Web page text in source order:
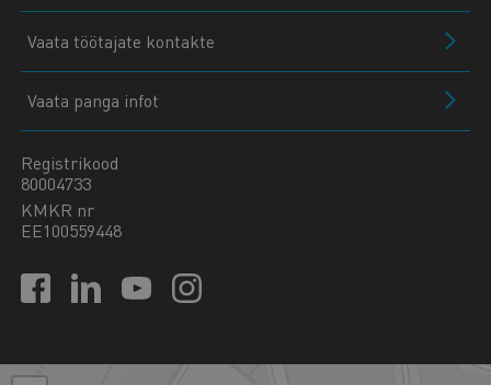
Vaata töötajate kontakte
Vaata panga infot
Registrikood
80004733
KMKR nr
EE100559448